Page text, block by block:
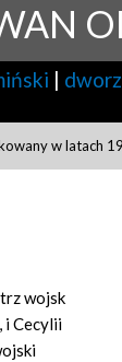
|
w latach
wojsk
i Cecylii